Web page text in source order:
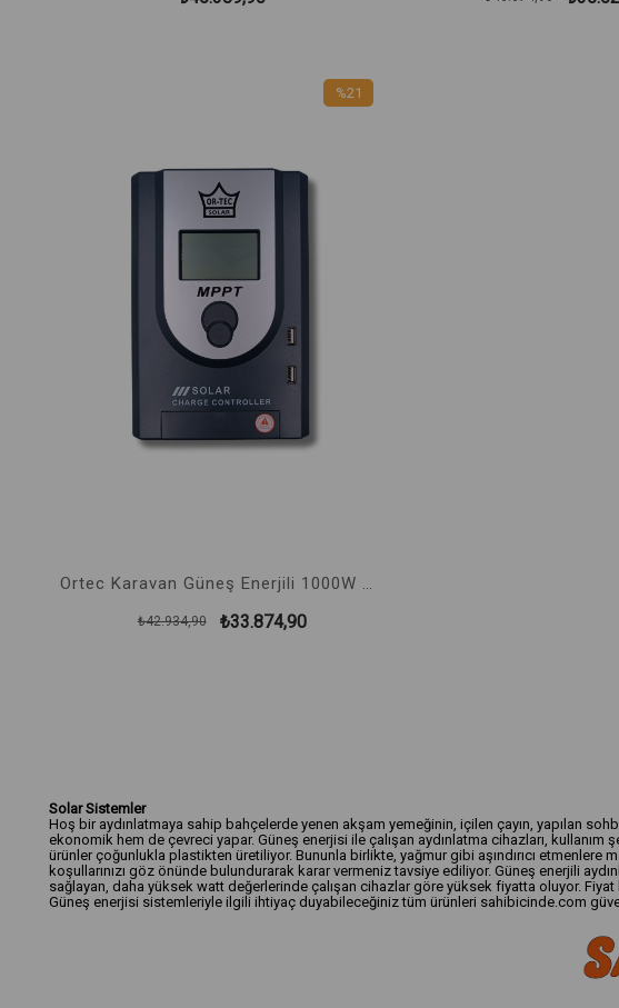
₺33.874,90
₺42.934,90
%21
Solar Sistemler
Hoş bir aydınlatmaya sahip bahçelerde yenen akşam yemeğinin, içilen çayın, yapılan
ekonomik hem de çevreci yapar. Güneş enerjisi ile çalışan aydınlatma cihazları,
ürünler çoğunlukla plastikten üretiliyor. Bununla birlikte, yağmur gibi aşındırıcı
koşullarınızı göz önünde bulundurarak karar vermeniz tavsiye ediliyor. Güneş enerjili
sağlayan, daha yüksek watt değerlerinde çalışan cihazlar göre yüksek fiyatta oluyor.
Güneş enerjisi sistemleriyle ilgili ihtiyaç duyabileceğiniz tüm ürünleri sahibicinde.com